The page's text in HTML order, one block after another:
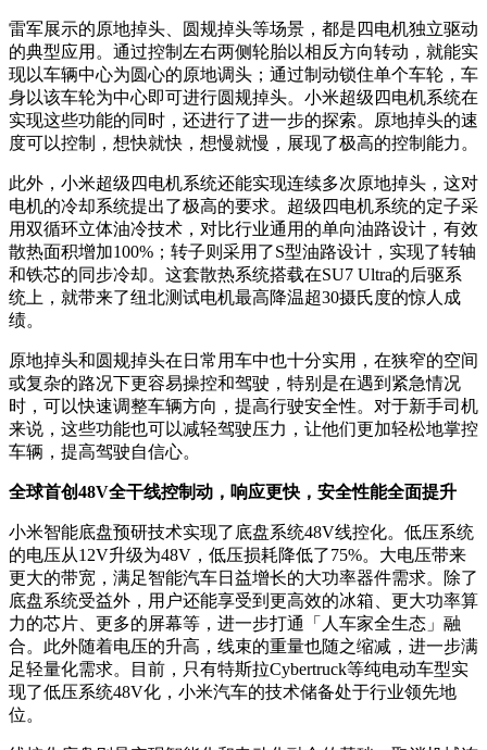
雷军展示的原地掉头、圆规掉头等场景，都是四电机独立驱动
的典型应用。通过控制左右两侧轮胎以相反方向转动，就能实
现以车辆中心为圆心的原地调头；通过制动锁住单个车轮，车
身以该车轮为中心即可进行圆规掉头。小米超级四电机系统在
实现这些功能的同时，还进行了进一步的探索。原地掉头的速
度可以控制，想快就快，想慢就慢，展现了极高的控制能力。
此外，小米超级四电机系统还能实现连续多次原地掉头，这对
电机的冷却系统提出了极高的要求。超级四电机系统的定子采
用双循环立体油冷技术，对比行业通用的单向油路设计，有效
散热面积增加100%；转子则采用了S型油路设计，实现了转轴
和铁芯的同步冷却。这套散热系统搭载在SU7 Ultra的后驱系
统上，就带来了纽北测试电机最高降温超30摄氏度的惊人成
绩。
原地掉头和圆规掉头在日常用车中也十分实用，在狭窄的空间
或复杂的路况下更容易操控和驾驶，特别是在遇到紧急情况
时，可以快速调整车辆方向，提高行驶安全性。对于新手司机
来说，这些功能也可以减轻驾驶压力，让他们更加轻松地掌控
车辆，提高驾驶自信心。
全球首创48V全干线控制动，响应更快，安全性能全面提升
小米智能底盘预研技术实现了底盘系统48V线控化。低压系统
的电压从12V升级为48V，低压损耗降低了75%。大电压带来
更大的带宽，满足智能汽车日益增长的大功率器件需求。除了
底盘系统受益外，用户还能享受到更高效的冰箱、更大功率算
力的芯片、更多的屏幕等，进一步打通「人车家全生态」融
合。此外随着电压的升高，线束的重量也随之缩减，进一步满
足轻量化需求。目前，只有特斯拉Cybertruck等纯电动车型实
现了低压系统48V化，小米汽车的技术储备处于行业领先地
位。